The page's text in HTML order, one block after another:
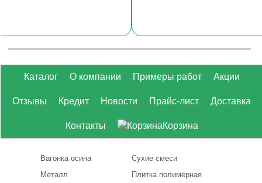
Каталог О компании Примеры работ Акции
Отзывы Кредит Новости Прайс-лист Доставка
Контакты Корзина
Вагонка осина
Металл
Сухие смеси
Плитка полимерная